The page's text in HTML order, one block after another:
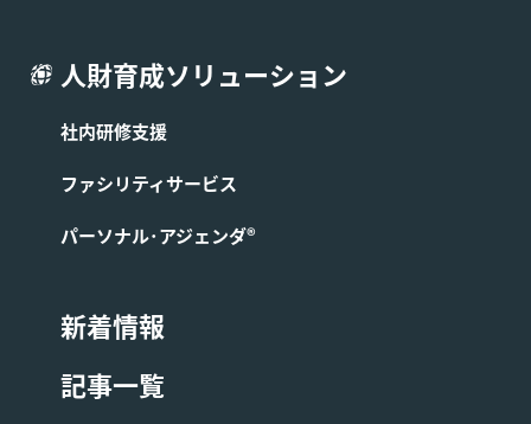
人財育成ソリューション
社内研修支援
ファシリティサービス
パーソナル･アジェンダ®
新着情報
記事一覧